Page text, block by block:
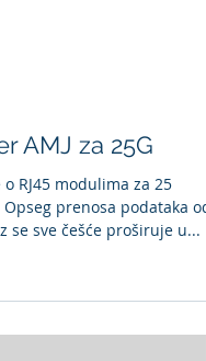
AMJ za 25G
o RJ45 modulima za 25
se sve češće proširuje u...